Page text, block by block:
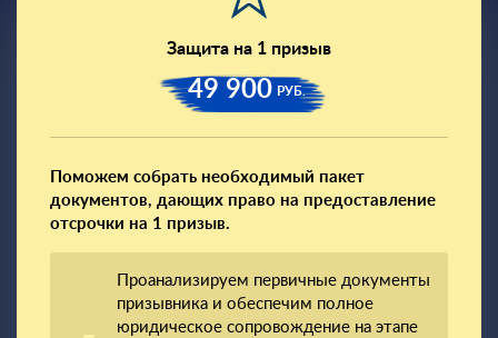
Защита на 1 призыв
49 900 РУБ.
Поможем собрать необходимый пакет
документов, дающих право на предоставление
отсрочки на 1 призыв.
Проанализируем первичные документы
призывника и обеспечим полное
юридическое сопровождение на этапе